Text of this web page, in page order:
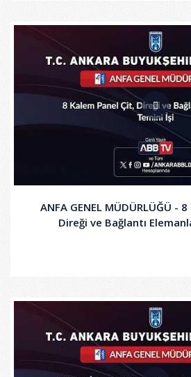
ANFA GENEL MÜDÜRLÜĞÜ -
Direği ve Bağlantı